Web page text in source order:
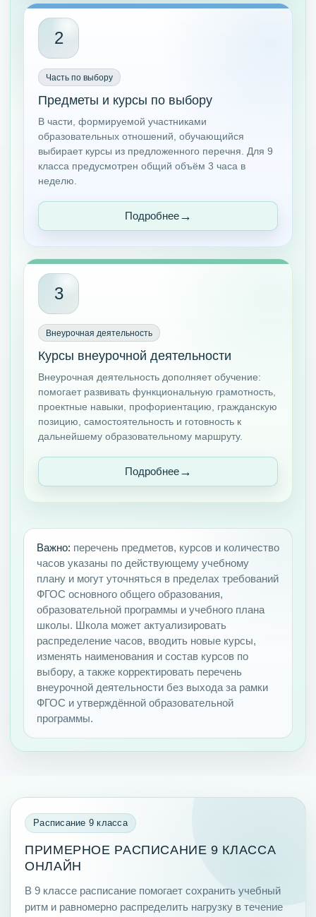
2
Часть по выбору
Предметы и курсы по выбору
В части, формируемой участниками
образовательных отношений, обучающийся
выбирает курсы из предложенного перечня. Для 9
класса предусмотрен общий объём 3 часа в
неделю.
Подробнее
3
Внеурочная деятельность
Курсы внеурочной деятельности
Внеурочная деятельность дополняет обучение:
помогает развивать функциональную грамотность,
проектные навыки, профориентацию, гражданскую
позицию, самостоятельность и готовность к
дальнейшему образовательному маршруту.
Подробнее
Важно: перечень предметов, курсов и количество
часов указаны по действующему учебному
плану и могут уточняться в пределах требований
ФГОС основного общего образования,
образовательной программы и учебного плана
школы. Школа может актуализировать
распределение часов, вводить новые курсы,
изменять наименования и состав курсов по
выбору, а также корректировать перечень
внеурочной деятельности без выхода за рамки
ФГОС и утверждённой образовательной
программы.
Расписание 9 класса
ПРИМЕРНОЕ РАСПИСАНИЕ 9 КЛАССА
ОНЛАЙН
В 9 классе расписание помогает сохранить учебный
ритм и равномерно распределить нагрузку в течение